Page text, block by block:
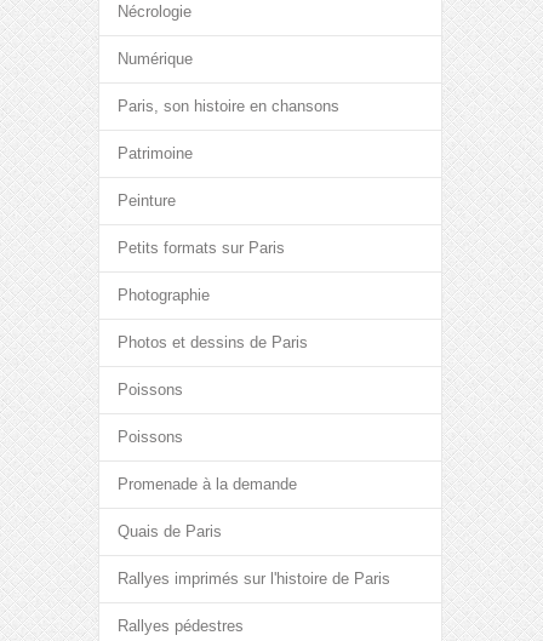
Nécrologie
Numérique
Paris, son histoire en chansons
Patrimoine
Peinture
Petits formats sur Paris
Photographie
Photos et dessins de Paris
Poissons
Poissons
Promenade à la demande
Quais de Paris
Rallyes imprimés sur l'histoire de Paris
Rallyes pédestres